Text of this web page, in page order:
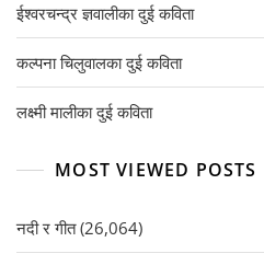
ईश्वरचन्द्र ज्ञवालीका दुई कविता
कल्पना चिलुवालका दुई कविता
लक्ष्मी मालीका दुई कविता
MOST VIEWED POSTS
नदी र गीत (26,064)